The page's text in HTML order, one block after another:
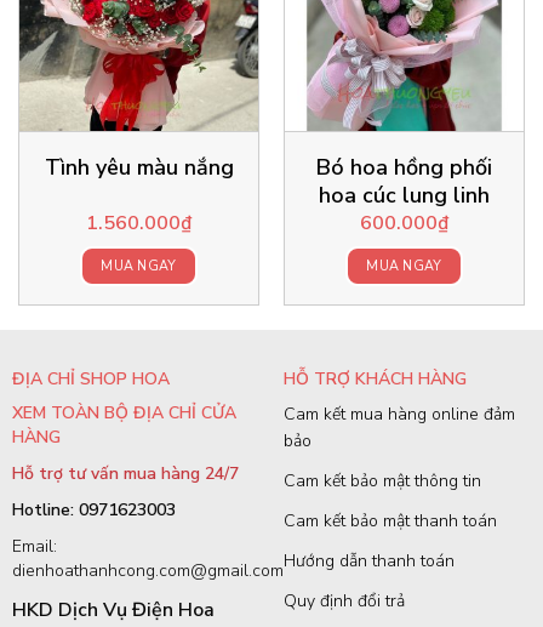
Tình yêu màu nắng
1.560.000₫
MUA NGAY
Bó hoa hồng phối
hoa cúc lung linh
600.000₫
MUA NGAY
ĐỊA CHỈ SHOP HOA
XEM TOÀN BỘ ĐỊA CHỈ CỬA
HÀNG
Hỗ trợ tư vấn mua hàng 24/7
Hotline: 0971623003
Email:
dienhoathanhcong.com@gmail.com
HKD Dịch Vụ Điện Hoa
HỖ TRỢ KHÁCH HÀNG
Cam kết mua hàng online đảm
bảo
Cam kết bảo mật thông tin
Cam kết bảo mật thanh toán
Hướng dẫn thanh toán
Quy định đổi trả